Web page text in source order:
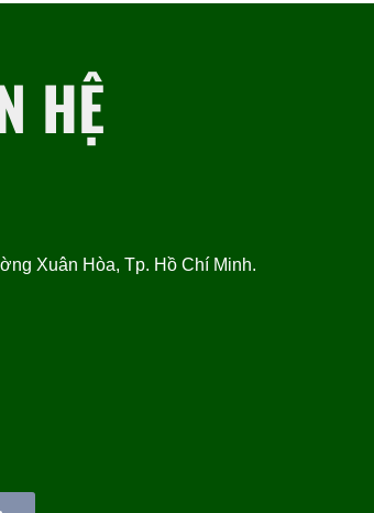
HỆ
Xuân Hòa, Tp. Hồ Chí Minh.